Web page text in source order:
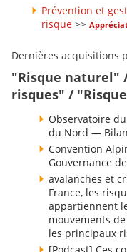
Prévention et
risque >>
Dernières acquisitions
"Risque naturel"
risques" /
Observatoire
du Nord —
Convention
Gouvernance
avalanches et
France, les
appartiennent
mouvements
les principaux